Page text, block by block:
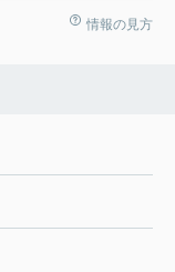
情報の見方